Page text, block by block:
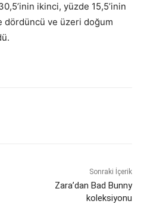
ikinci, yüzde 15,5’inin
dördüncü ve üzeri doğum
Sonraki İçerik
Zara’dan Bad Bunny
koleksiyonu